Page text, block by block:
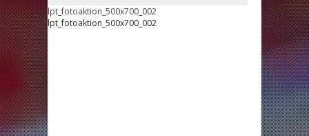
lpt_fotoaktion_500x700_002
lpt_fotoaktion_500x700_002